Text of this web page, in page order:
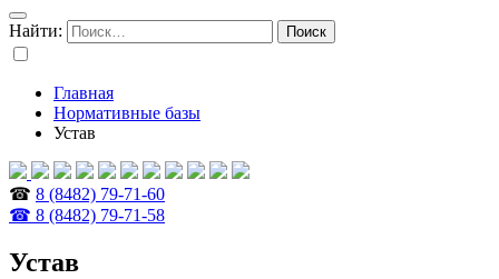
Найти:
Главная
Нормативные базы
Устав
☎ 8 (8482) 79-71-60
☎ 8 (8482) 79-71-58
Устав